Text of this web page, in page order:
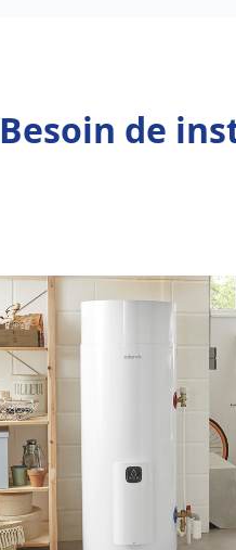
Besoin de